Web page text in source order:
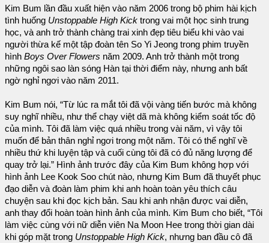
Kim Bum lần đầu xuất hiện vào năm 2006 trong bộ phim hài kịch
tình huống Unstoppable High Kick trong vai một học sinh trung
học, và anh trở thành chàng trai xinh đẹp tiêu biểu khi vào vai
người thừa kế một tập đoàn tên So Yi Jeong trong phim truyền
hình Boys Over Flowers năm 2009. Anh trở thành một trong
những ngôi sao làn sóng Hàn tại thời điểm này, nhưng anh bất
ngờ nghỉ ngơi vào năm 2011.
Kim Bum nói, “Từ lúc ra mắt tôi đã vội vàng tiến bước mà không
suy nghĩ nhiều, như thể chạy việt dã mà không kiểm soát tốc độ
của mình. Tôi đã làm việc quá nhiều trong vài năm, vì vậy tôi
muốn để bản thân nghỉ ngơi trong một năm. Tôi có thể nghĩ về
nhiều thứ khi luyện tập và cuối cùng tôi đã có đủ năng lượng để
quay trở lại.” Hình ảnh trước đây của Kim Bum không hợp với
hình ảnh Lee Kook Soo chút nào, nhưng Kim Bum đã thuyết phục
đạo diễn và đoàn làm phim khi anh hoàn toàn yêu thích câu
chuyện sau khi đọc kịch bản. Sau khi anh nhận được vai diễn,
anh thay đổi hoàn toàn hình ảnh của mình. Kim Bum cho biết, “Tôi
làm việc cùng với nữ diễn viên Na Moon Hee trong thời gian dài
khi góp mặt trong Unstoppable High Kick, nhưng ban đầu cô đã